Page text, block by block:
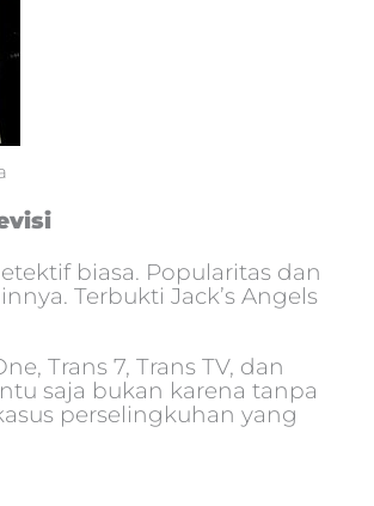
biasa. Popularitas dan
Terbukti Jack’s Angels
Trans 7, Trans TV, dan
saja bukan karena tanpa
perselingkuhan yang